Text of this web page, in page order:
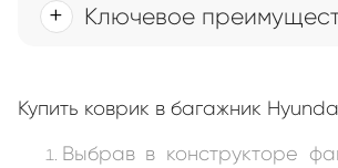
Ключевое
Купить коврик в багажник
Выбрав в конструкторе